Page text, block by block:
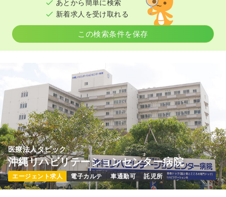
あとから簡単に検索
新着求人を受け取れる
この検索条件を保存
医療法人タピック
沖縄リハビリテーションセンター病院
エージェント求人 電子カルテ 車通勤可 託児所